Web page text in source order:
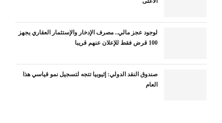
لوجود عجز مالي.. مصرف الإدخار والإستثمار العقاري يجهز
100 قرض فقط للإعلان عنهم قريبا
صندوق النقد الدولي: إثيوبيا تتجه لتسجيل نمو قياسي هذا
العام